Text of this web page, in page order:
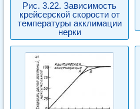
Рис. 3.22. Зависимость
крейсерской скорости от
температуры акклимации
нерки